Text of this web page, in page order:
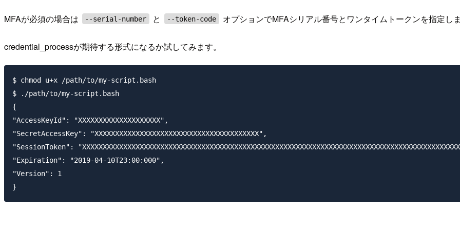
MFAが必須の場合は --serial-number と --token-code オプションでMFAシリアル番号とワンタイムトークンを指定しま
credential_processが期待する形式になるか試してみます。
$ chmod u+x /path/to/my-script.bash
$ ./path/to/my-script.bash
{
"AccessKeyId": "XXXXXXXXXXXXXXXXXXXX",
"SecretAccessKey": "XXXXXXXXXXXXXXXXXXXXXXXXXXXXXXXXXXXXXXXX",
"SessionToken":
"Expiration": "2019-04-10T23:00:000",
"Version": 1